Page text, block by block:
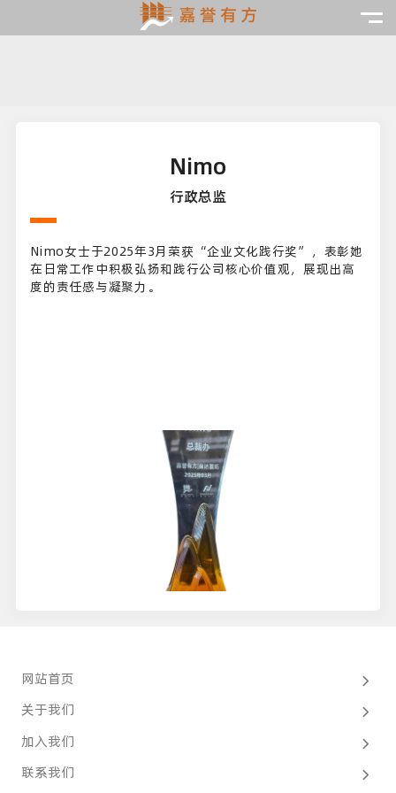
Nimo
行政总监
Nimo女士于2025年3月荣获“企业文化践行奖”，表彰她
在日常工作中积极弘扬和践行公司核心价值观，展现出高
度的责任感与凝聚力。
网站首页
关于我们
加入我们
联系我们